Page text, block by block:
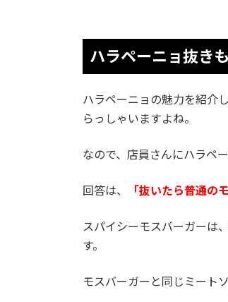
ハラペーニョ抜き
ハラペーニョの魅力を紹介
らっしゃいますよね。
なので、店員さんにハラペ
回答は、 「抜いたら普通の
スパイシーモスバーガーは
す。
モスバーガーと同じミート